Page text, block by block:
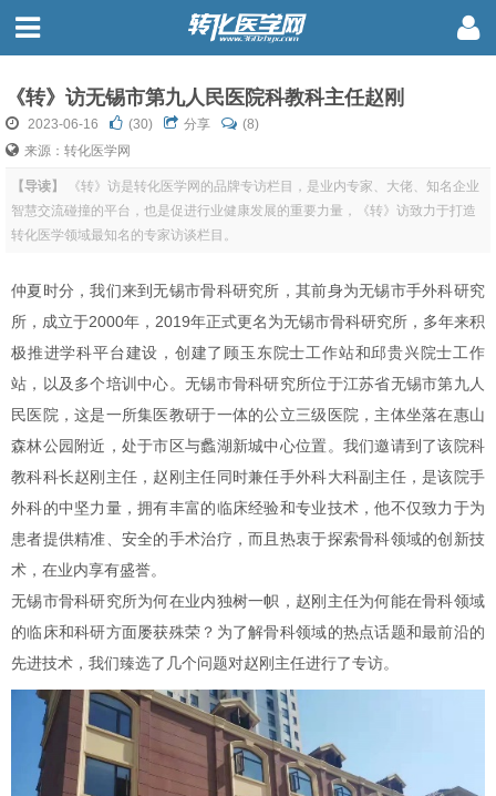
《转》访无锡市第九人民医院科教科主任赵刚
2023-06-16 (30) 分享
(8)
来源：转化医学网
【导读】
《转》访是转化医学网的品牌专访栏目，是业内专家、大佬、知名企业
智慧交流碰撞的平台，也是促进行业健康发展的重要力量，《转》访致力于打造
转化医学领域最知名的专家访谈栏目。
仲夏时分，我们来到无锡市骨科研究所，其前身为无锡市手外科研究
所，成立于2000年，2019年正式更名为无锡市骨科研究所，多年来积
极推进学科平台建设，创建了顾玉东院士工作站和邱贵兴院士工作
站，以及多个培训中心。无锡市骨科研究所位于江苏省无锡市第九人
民医院，这是一所集医教研于一体的公立三级医院，主体坐落在惠山
森林公园附近，处于市区与蠡湖新城中心位置。我们邀请到了该院科
教科科长赵刚主任，赵刚主任同时兼任手外科大科副主任，是该院手
外科的中坚力量，拥有丰富的临床经验和专业技术，他不仅致力于为
患者提供精准、安全的手术治疗，而且热衷于探索骨科领域的创新技
术，在业内享有盛誉。
无锡市骨科研究所为何在业内独树一帜，赵刚主任为何能在骨科领域
的临床和科研方面屡获殊荣？为了解骨科领域的热点话题和最前沿的
先进技术，我们臻选了几个问题对赵刚主任进行了专访。